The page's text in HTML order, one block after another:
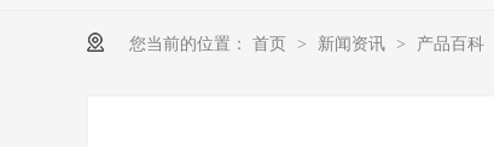
您当前的位置： 首页 > 新闻资讯 > 产品百科